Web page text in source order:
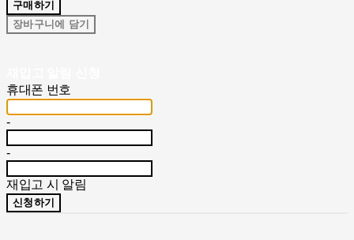
구매하기
장바구니에 담기
휴대폰 번호
-
-
재입고 시 알림
신청하기